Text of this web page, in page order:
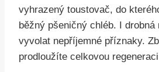
vyhrazený toustovač, do
běžný pšeničný chléb. I drobná
vyvolat nepříjemné příznaky.
prodloužíte celkovou